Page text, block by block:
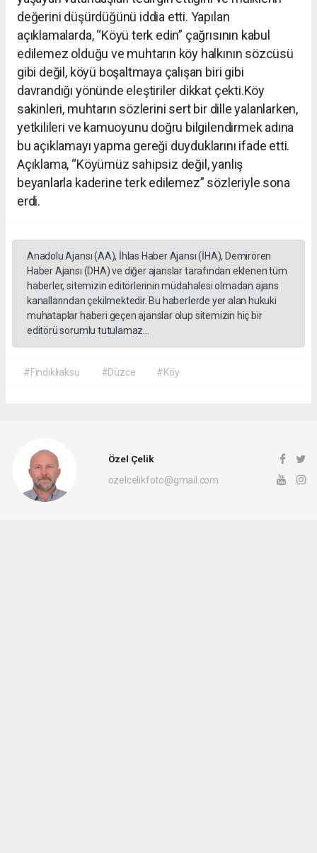
değerini düşürdüğünü iddia etti. Yapılan
açıklamalarda, “Köyü terk edin” çağrısının kabul
edilemez olduğu ve muhtarın köy halkının sözcüsü
gibi değil, köyü boşaltmaya çalışan biri gibi
davrandığı yönünde eleştiriler dikkat çekti.Köy
sakinleri, muhtarın sözlerini sert bir dille yalanlarken,
yetkilileri ve kamuoyunu doğru bilgilendirmek adına
bu açıklamayı yapma gereği duyduklarını ifade etti.
Açıklama, “Köyümüz sahipsiz değil, yanlış
beyanlarla kaderine terk edilemez” sözleriyle sona
erdi.
Anadolu Ajansı (AA), İhlas Haber Ajansı (İHA), Demirören
Haber Ajansı (DHA) ve diğer ajanslar tarafından eklenen tüm
haberler, sitemizin editörlerinin müdahalesi olmadan ajans
kanallarından çekilmektedir. Bu haberlerde yer alan hukuki
muhataplar haberi geçen ajanslar olup sitemizin hiç bir
editörü sorumlu tutulamaz...
#Fındıklıaksu #Düzce #Köy
Özel Çelik
ozelcelikfoto@gmail.com